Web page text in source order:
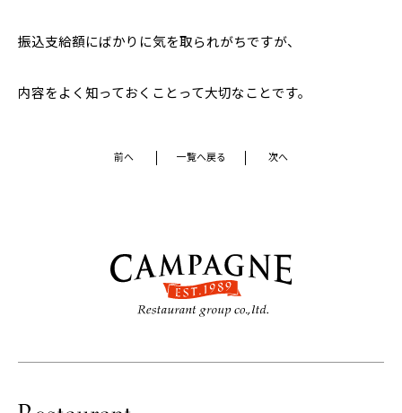
振込支給額にばかりに気を取られがちですが、
内容をよく知っておくことって大切なことです。
前へ 一覧へ戻る 次へ